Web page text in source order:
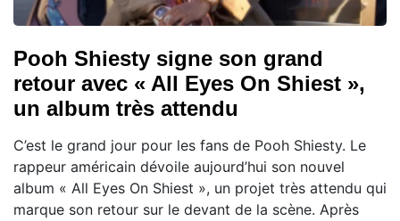
Pooh Shiesty signe son grand
retour avec « All Eyes On Shiest »,
un album très attendu
C’est le grand jour pour les fans de Pooh Shiesty. Le
rappeur américain dévoile aujourd’hui son nouvel
album « All Eyes On Shiest », un projet très attendu qui
marque son retour sur le devant de la scène. Après